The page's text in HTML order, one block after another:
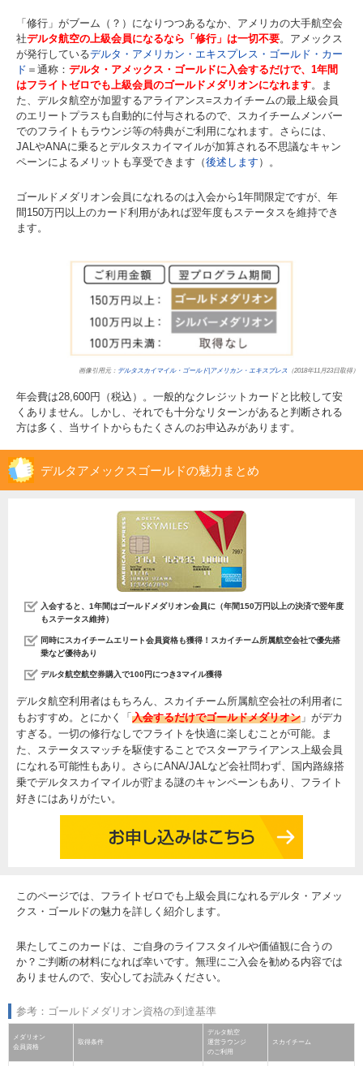
「修行」がブーム（？）になりつつあるなか、アメリカの大手航空会
社デルタ航空の上級会員になるなら「修行」は一切不要。アメックス
が発行しているデルタ・アメリカン・エキスプレス・ゴールド・カー
ド ＝通称： デルタ・アメックス・ゴールドに入会するだけで、1年間
はフライトゼロでも上級会員のゴールドメダリオンになれます。ま
た、デルタ航空が加盟するアライアンス=スカイチームの最上級会員
のエリートプラスも自動的に付与されるので、スカイチームメンバー
でのフライトもラウンジ等の特典がご利用になれます。さらには、
JALやANAに乗るとデルタスカイマイルが加算される不思議なキャン
ペーンによるメリットも享受できます（後述します ）。
ゴールドメダリオン会員になれるのは入会から1年間限定ですが、年
間150万円以上のカード利用があれば翌年度もステータスを維持でき
ます。
画像引用元： デルタスカイマイル・ゴールド|アメリカン・エキスプレス （2018年11月23日取得）
年会費は28,600円（税込）。一般的なクレジットカードと比較して安
くありません。しかし、それでも十分なリターンがあると判断される
方は多く、当サイトからもたくさんのお申込みがあります。
デルタアメックスゴールドの魅力まとめ
入会すると、1年間はゴールドメダリオン会員に（年間150万円以上の決済で翌年度
もステータス維持）
同時にスカイチームエリート会員資格も獲得！スカイチーム所属航空会社で優先搭
乗など優待あり
デルタ航空航空券購入で100円につき3マイル獲得
デルタ航空利用者はもちろん、スカイチーム所属航空会社の利用者に
もおすすめ。とにかく「 入会するだけでゴールドメダリオン 」がデカ
すぎる。一切の修行なしでフライトを快適に楽しむことが可能。ま
た、ステータスマッチを駆使することでスターアライアンス上級会員
になれる可能性もあり。さらにANA/JALなど会社問わず、国内路線搭
乗でデルタスカイマイルが貯まる謎のキャンペーンもあり、フライト
好きにはありがたい。
このページでは、フライトゼロでも上級会員になれるデルタ・アメッ
クス・ゴールドの魅力を詳しく紹介します。
果たしてこのカードは、ご自身のライフスタイルや価値観に合うの
か？ご判断の材料になれば幸いです。無理にご入会を勧める内容では
ありませんので、安心してお読みください。
参考：ゴールドメダリオン資格の到達基準
メダリオン
会員資格
取得条件
デルタ航空
運営ラウンジ
のご利用
スカイチーム